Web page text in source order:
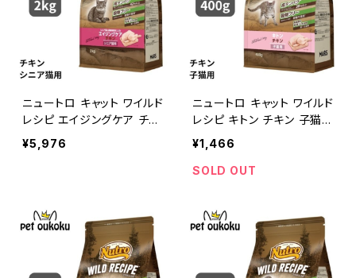
ニュートロ キャット ワイルド
レシピ エイジングケア チキ
ン シニア猫用 2kg 49023
97845874
¥5,976
ニュートロ キャット ワイルド
レシピ キトン チキン 子猫用
400g 4902397845522
¥1,466
SOLD OUT